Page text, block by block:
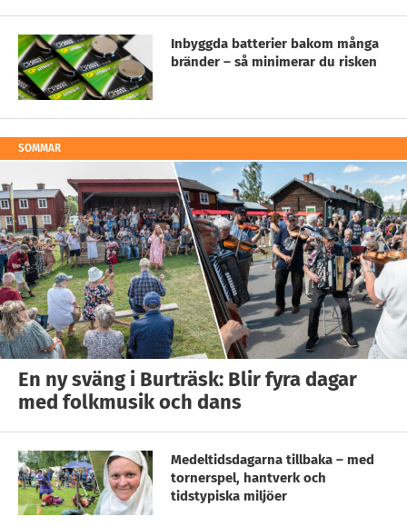
Inbyggda batterier bakom många
bränder – så minimerar du risken
SOMMAR
En ny sväng i Burträsk: Blir fyra dagar
med folkmusik och dans
Medeltidsdagarna tillbaka – med
tornerspel, hantverk och
tidstypiska miljöer